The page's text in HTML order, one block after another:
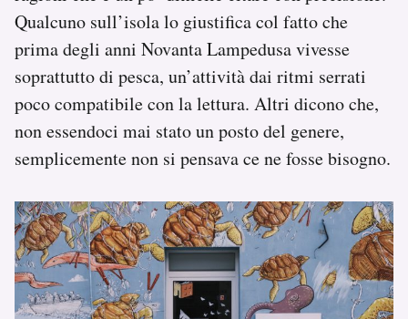
Qualcuno sull’isola lo giustifica col fatto che
prima degli anni Novanta Lampedusa vivesse
soprattutto di pesca, un’attività dai ritmi serrati
poco compatibile con la lettura. Altri dicono che,
non essendoci mai stato un posto del genere,
semplicemente non si pensava ce ne fosse bisogno.